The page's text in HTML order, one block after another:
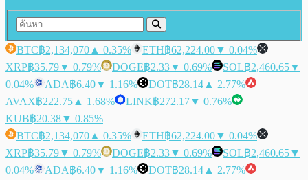
BTC฿2,134,070 ▲ 0.35% ETH฿62,224.00▼ 0.04%
XRP฿35.79▼ 0.79% DOGE฿2.33▼ 0.69% SOL฿2,460.65▼
0.04%
ADA฿6.40▼ 1.16% DOT฿28.14 ▲ 2.77%
AVAX฿222.75 ▲ 1.68% LINK฿272.17▼ 0.76%
KUB฿20.38▼ 0.85%
BTC฿2,134,070 ▲ 0.35% ETH฿62,224.00▼ 0.04%
XRP฿35.79▼ 0.79% DOGE฿2.33▼ 0.69% SOL฿2,460.65▼
0.04%
ADA฿6.40▼ 1.16% DOT฿28.14 ▲ 2.77%